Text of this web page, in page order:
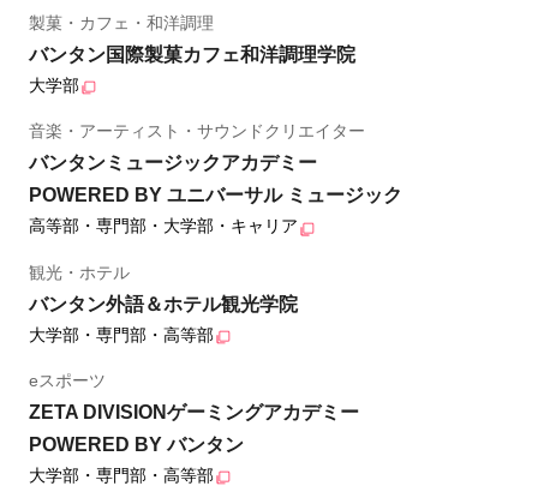
製菓・カフェ・和洋調理
バンタン国際製菓カフェ和洋調理学院
大学部
音楽・アーティスト・サウンドクリエイター
バンタンミュージックアカデミー
POWERED BY ユニバーサル ミュージック
高等部・専門部・大学部・キャリア
観光・ホテル
バンタン外語＆ホテル観光学院
大学部・専門部・高等部
eスポーツ
ZETA DIVISIONゲーミングアカデミー
POWERED BY バンタン
大学部・専門部・高等部